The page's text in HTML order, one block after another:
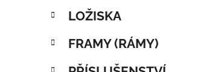
LOŽISKA
FRAMY (RÁMY)